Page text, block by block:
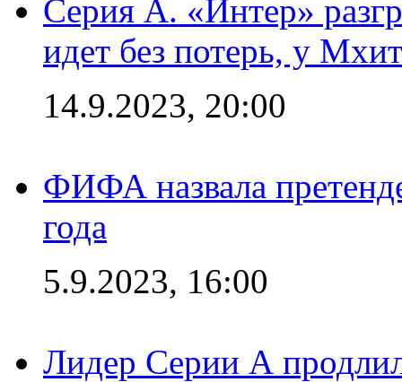
Серия А. «Интер»
идет без потерь, у
14.9.2023, 20:00
ФИФА назвала
года
5.9.2023, 16:00
Лидер Серии А